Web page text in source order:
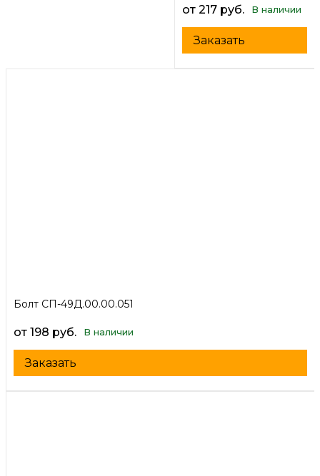
от 217 руб. В наличии
Заказать
Болт СП-49Д.00.00.051
от 198 руб. В наличии
Заказать